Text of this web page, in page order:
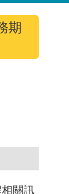
期
關訊